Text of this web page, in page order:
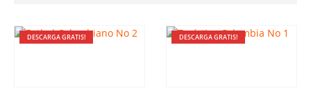
DESCARGA GRATIS! DESCARGA GRATIS!